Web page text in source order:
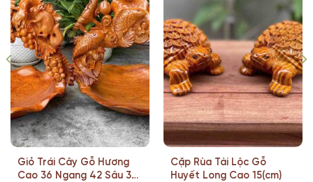
Giỏ Trái Cây Gỗ Hương
Cao 36 Ngang 42 Sâu 36
Cặp Rùa Tài Lộc Gỗ
Huyết Long Cao 15(cm)